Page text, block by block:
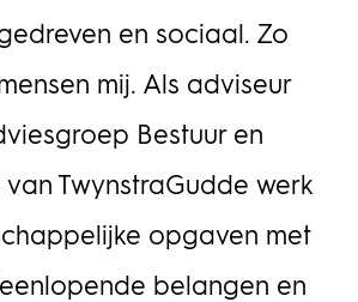
en sociaal. Zo
mij. Als adviseur
Bestuur en
van TwynstraGudde werk
opgaven met
belangen en